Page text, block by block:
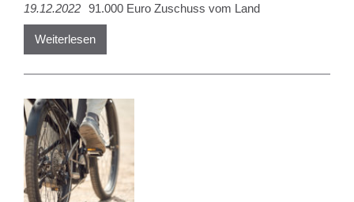
19.12.2022 91.000 Euro Zuschuss vom Land
Weiterlesen